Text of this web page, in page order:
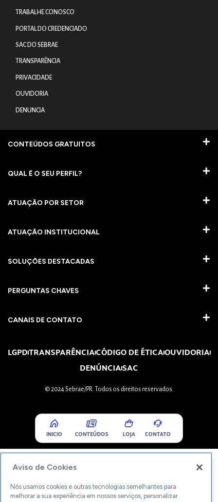
TRABALHE CONOSCO
PORTAL DO CREDENCIADO
SAC DO SEBRAE
TRANSPARÊNCIA
PRIVACIDADE
OUVIDORIA
DENUNCIA
CONTEÚDOS GRATUITOS
QUAL É O SEU PERFIL?
ATUAÇÃO POR SETOR
ATUAÇÃO INSTITUCIONAL
SOLUÇÕES DESTACADAS
PERGUNTAS CHAVES​
CANAIS DE CONTATO
LGPDTRANSPARÊNCIACÓDIGO DE ÉTICAOUVIDORIA
DENÚNCIASAC
© 2024 Sebrae/PR. Todos os direitos reservados.
INICIO CONTEÚDOS LOJA CONTATO
Aviso de Cookies
Nós usamos cookies e outras tecnologias semelhantes para
melhorar a sua experiência em nossos serviços, personalizar